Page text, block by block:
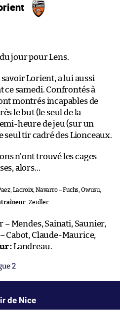
jour pour Lens.
Lorient, a lui aussi
ce samedi. Confrontés à
montrés incapables de
le but (le seul de la
heure de jeu (sur un
seul tir cadré des Lionceaux.
n’ont trouvé les cages
alors…
Lacroix, Navarro – Fuchs, Owusu,
:Zeidler.
– Mendes, Sainati, Saunier,
Cabot, Claude-Maurice,
:Landreau.
2
de Nice